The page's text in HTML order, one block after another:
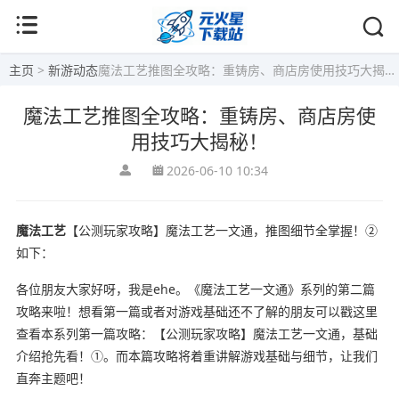
主页 > 新游动态魔法工艺推图全攻略：重铸房、商店房使用技巧大揭秘！
魔法工艺推图全攻略：重铸房、商店房使
用技巧大揭秘！
2026-06-10 10:34
魔法工艺【公测玩家攻略】魔法工艺一文通，推图细节全掌握！②
如下：
各位朋友大家好呀，我是ehe。《魔法工艺一文通》系列的第二篇
攻略来啦！想看第一篇或者对游戏基础还不了解的朋友可以戳这里
查看本系列第一篇攻略：【公测玩家攻略】魔法工艺一文通，基础
介绍抢先看！①。而本篇攻略将着重讲解游戏基础与细节，让我们
直奔主题吧！